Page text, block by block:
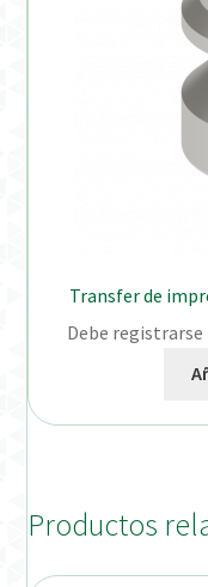
Transfer de
Debe
Productos